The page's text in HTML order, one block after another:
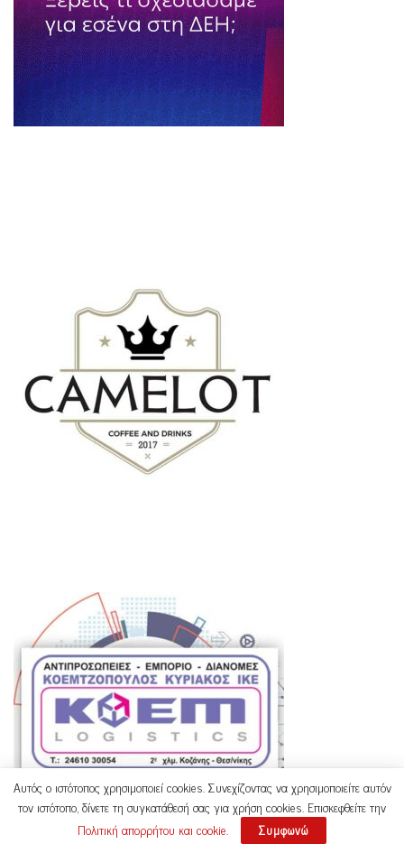
Αυτός ο ιστότοπος χρησιμοποιεί cookies. Συνεχίζοντας να χρησιμοποιείτε αυτόν
τον ιστότοπο, δίνετε τη συγκατάθεσή σας για χρήση cookies. Επισκεφθείτε την
Πολιτική απορρήτου και cookie. Συμφωνώ